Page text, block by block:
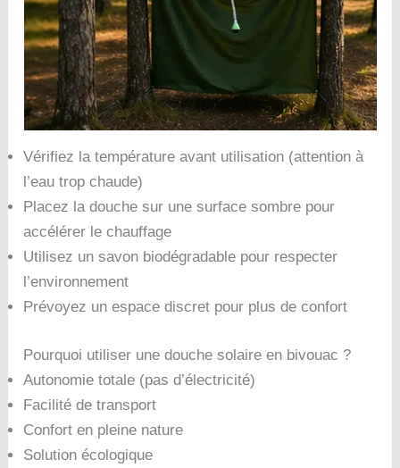
Vérifiez la température avant utilisation (attention à
l’eau trop chaude)
Placez la douche sur une surface sombre pour
accélérer le chauffage
Utilisez un savon biodégradable pour respecter
l’environnement
Prévoyez un espace discret pour plus de confort
Pourquoi utiliser une douche solaire en bivouac ?
Autonomie totale (pas d’électricité)
Facilité de transport
Confort en pleine nature
Solution écologique